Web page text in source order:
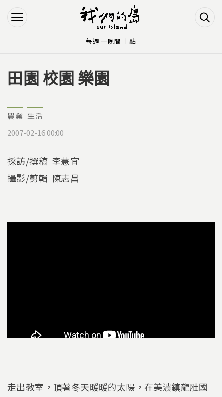
Jump to Navigation
Jump to Main content
您在這裡
田園 校園 樂園
農業 生活
2007-02-16 00:00
採訪/撰稿 李慧宜
攝影/剪輯 陳志昌
走出教室，頂著冬天暖暖的太陽，在美濃鎮龍肚國
每週一晚間十點